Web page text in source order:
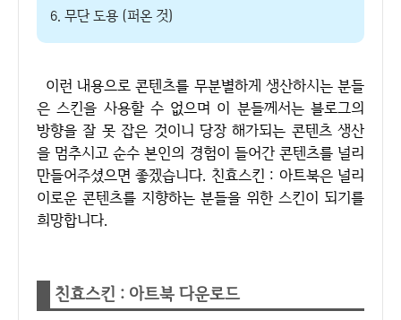
6. 무단 도용 (퍼온 것)
이런 내용으로 콘텐츠를 무분별하게 생산하시는 분들
은 스킨을 사용할 수 없으며 이 분들께서는 블로그의
방향을 잘 못 잡은 것이니 당장 해가되는 콘텐츠 생산
을 멈추시고 순수 본인의 경험이 들어간 콘텐츠를 널리
만들어주셨으면 좋겠습니다. 친효스킨 : 아트북은 널리
이로운 콘텐츠를 지향하는 분들을 위한 스킨이 되기를
희망합니다.
친효스킨 : 아트북 다운로드